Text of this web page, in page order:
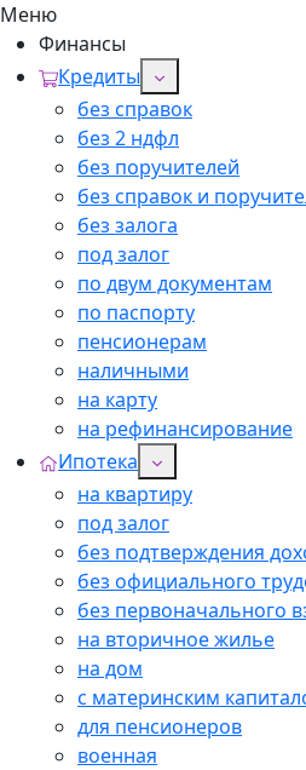
Меню
Финансы
Кредиты
без справок
без 2 ндфл
без поручителей
без справок и
без залога
под залог
по двум документам
по паспорту
пенсионерам
наличными
на карту
на рефинансирование
Ипотека
на квартиру
под залог
без подтверждения
без официального
без первоначального
на вторичное жилье
на дом
с материнским
для пенсионеров
военная